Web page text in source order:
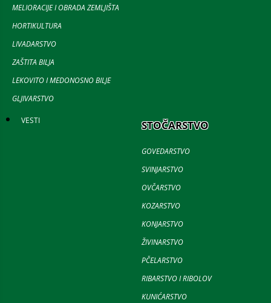
MELIORACIJE I OBRADA ZEMLJIŠTA
HORTIKULTURA
LIVADARSTVO
ZAŠTITA BILJA
LEKOVITO I MEDONOSNO BILJE
GLJIVARSTVO
VESTI STOČARSTVO
GOVEDARSTVO
SVINJARSTVO
OVČARSTVO
KOZARSTVO
KONJARSTVO
ŽIVINARSTVO
PČELARSTVO
RIBARSTVO I RIBOLOV
KUNIĆARSTVO